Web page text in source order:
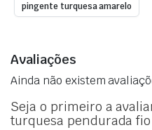
pingente turquesa amarelo
Avaliações
Ainda não existem
Seja o primeiro a
turquesa pendurada